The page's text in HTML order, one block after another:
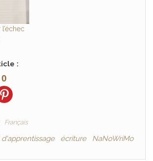
:
0
Français
écriture NaNoWriMo